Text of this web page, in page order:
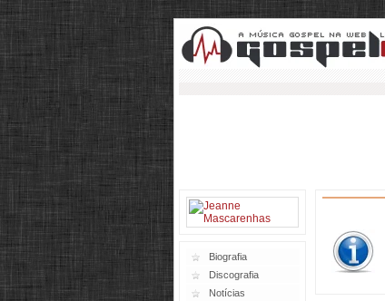
Biografia
Discografia
Notícias